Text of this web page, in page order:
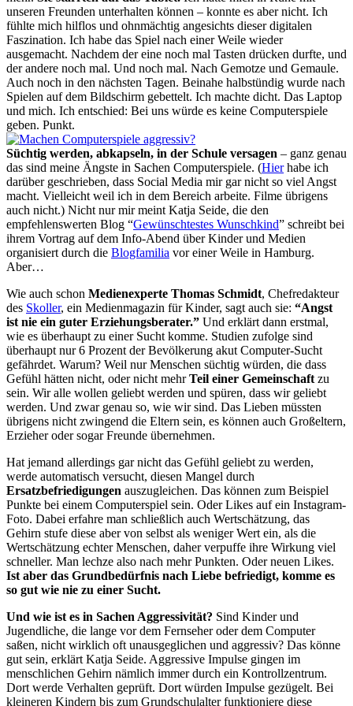
unseren Freunden unterhalten können – konnte es aber nicht. Ich
fühlte mich hilflos und ohnmächtig angesichts dieser digitalen
Faszination. Ich habe das Spiel nach einer Weile wieder
ausgemacht. Nachdem der eine noch mal Tasten drücken durfte, und
der andere noch mal. Und noch mal. Nach Gemotze und Gemaule.
Auch noch in den nächsten Tagen. Beinahe halbstündig wurde nach
Spielen auf dem Bildschirm gebettelt. Ich machte dicht. Das Laptop
und mich. Ich entschied: Bei uns würde es keine Computerspiele
geben. Punkt.
Süchtig werden, abkapseln, in der Schule versagen – ganz genau
das sind meine Ängste in Sachen Computerspiele. (Hierhabe ich
darüber geschrieben, dass Social Media mir gar nicht so viel Angst
macht. Vielleicht weil ich in dem Bereich arbeite. Filme übrigens
auch nicht.) Nicht nur mir meint Katja Seide, die den
empfehlenswerten Blog “Gewünschtestes Wunschkind” schreibt bei
ihrem Vortrag auf dem Info-Abend über Kinder und Medien
organisiert durch die Blogfamilia vor einer Weile in Hamburg.
Aber…
Wie auch schon Medienexperte Thomas Schmidt, Chefredakteur
des Skoller, ein Medienmagazin für Kinder, sagt auch sie: “Angst
ist nie ein guter Erziehungsberater.” Und erklärt dann erstmal,
wie es überhaupt zu einer Sucht komme. Studien zufolge sind
überhaupt nur 6 Prozent der Bevölkerung akut Computer-Sucht
gefährdet. Warum? Weil nur Menschen süchtig würden, die dass
Gefühl hätten nicht, oder nicht mehrTeil einer Gemeinschaftzu
sein. Wir alle wollen geliebt werden und spüren, dass wir geliebt
werden. Und zwar genau so, wie wir sind. Das Lieben müssten
übrigens nicht zwingend die Eltern sein, es können auch Großeltern,
Erzieher oder sogar Freunde übernehmen.
Hat jemand allerdings gar nicht das Gefühl geliebt zu werden,
werde automatisch versucht, diesen Mangel durch
Ersatzbefriedigungen auszugleichen. Das können zum Beispiel
Punkte bei einem Computerspiel sein. Oder Likes auf ein Instagram-
Foto. Dabei erfahre man schließlich auch Wertschätzung, das
Gehirn stufe diese aber von selbst als weniger Wert ein, als die
Wertschätzung echter Menschen, daher verpuffe ihre Wirkung viel
schneller. Man lechze also nach mehr Punkten. Oder neuen Likes.
Ist aber das Grundbedürfnis nach Liebe befriedigt, komme es
so gut wie nie zu einer Sucht.
Und wie ist es in Sachen Aggressivität? Sind Kinder und
Jugendliche, die lange vor dem Fernseher oder dem Computer
saßen, nicht wirklich oft unausgeglichen und aggressiv? Das könne
gut sein, erklärt Katja Seide. Aggressive Impulse gingen im
menschlichen Gehirn nämlich immer durch ein Kontrollzentrum.
Dort werde Verhalten geprüft. Dort würden Impulse gezügelt. Bei
kleineren Kindern bis zum Grundschulalter funktioniere diese